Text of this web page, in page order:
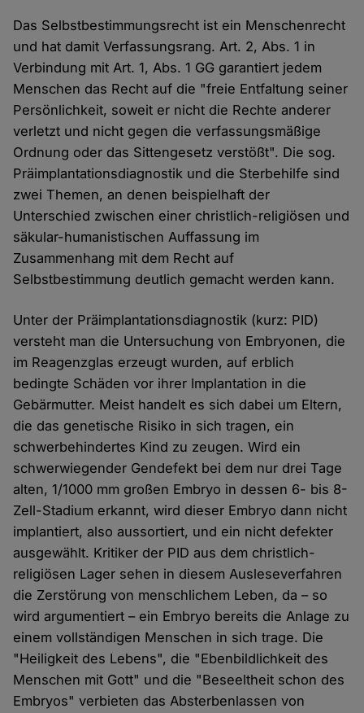
Das Selbstbestimmungsrecht ist ein Menschenrecht
und hat damit Verfassungsrang. Art. 2, Abs. 1 in
Verbindung mit Art. 1, Abs. 1 GG garantiert jedem
Menschen das Recht auf die "freie Entfaltung seiner
Persönlichkeit, soweit er nicht die Rechte anderer
verletzt und nicht gegen die verfassungsmäßige
Ordnung oder das Sittengesetz verstößt". Die sog.
Präimplantationsdiagnostik und die Sterbehilfe sind
zwei Themen, an denen beispielhaft der
Unterschied zwischen einer christlich-religiösen und
säkular-humanistischen Auffassung im
Zusammenhang mit dem Recht auf
Selbstbestimmung deutlich gemacht werden kann.
Unter der Präimplantationsdiagnostik (kurz: PID)
versteht man die Untersuchung von Embryonen, die
im Reagenzglas erzeugt wurden, auf erblich
bedingte Schäden vor ihrer Implantation in die
Gebärmutter. Meist handelt es sich dabei um Eltern,
die das genetische Risiko in sich tragen, ein
schwerbehindertes Kind zu zeugen. Wird ein
schwerwiegender Gendefekt bei dem nur drei Tage
alten, 1/1000 mm großen Embryo in dessen 6- bis 8-
Zell-Stadium erkannt, wird dieser Embryo dann nicht
implantiert, also aussortiert, und ein nicht defekter
ausgewählt. Kritiker der PID aus dem christlich-
religiösen Lager sehen in diesem Ausleseverfahren
die Zerstörung von menschlichem Leben, da – so
wird argumentiert – ein Embryo bereits die Anlage zu
einem vollständigen Menschen in sich trage. Die
"Heiligkeit des Lebens", die "Ebenbildlichkeit des
Menschen mit Gott" und die "Beseeltheit schon des
Embryos" verbieten das Absterbenlassen von